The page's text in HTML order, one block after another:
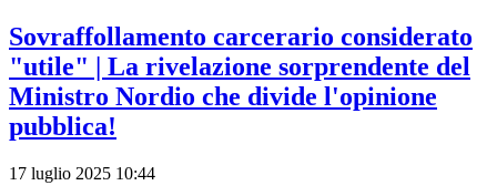
Sovraffollamento carcerario considerato
"utile" | La rivelazione sorprendente del
Ministro Nordio che divide l'opinione
pubblica!
17 luglio 2025 10:44